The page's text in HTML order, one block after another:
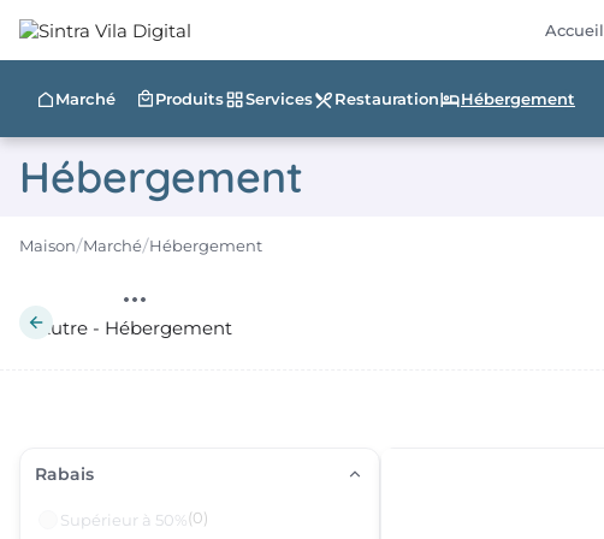
Accueil
Marché Produits Services Restauration Hébergement
Hébergement
Maison Marché Hébergement
Autre - Hébergement
Rabais
Supérieur à 50%(0)